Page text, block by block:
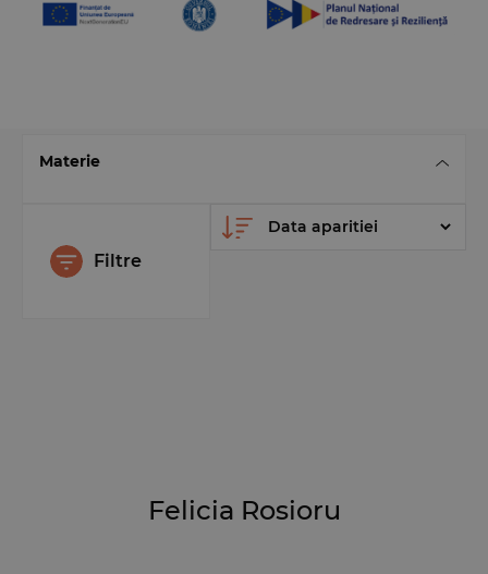
Materie
Filtre
Felicia Rosioru